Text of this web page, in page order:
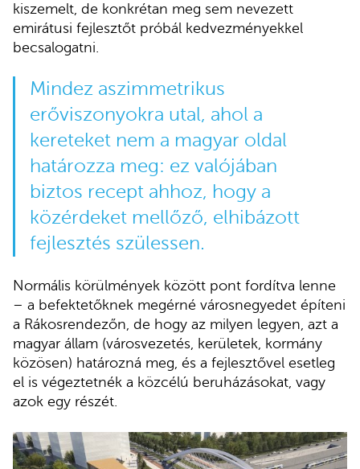
kiszemelt, de konkrétan meg sem nevezett
emirátusi fejlesztőt próbál kedvezményekkel
becsalogatni.
Mindez aszimmetrikus
erőviszonyokra utal, ahol a
kereteket nem a magyar oldal
határozza meg: ez valójában
biztos recept ahhoz, hogy a
közérdeket mellőző, elhibázott
fejlesztés szülessen.
Normális körülmények között pont fordítva lenne
– a befektetőknek megérné városnegyedet építeni
a Rákosrendezőn, de hogy az milyen legyen, azt a
magyar állam (városvezetés, kerületek, kormány
közösen) határozná meg, és a fejlesztővel esetleg
el is végeztetnék a közcélú beruházásokat, vagy
azok egy részét.